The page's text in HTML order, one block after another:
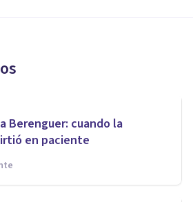
Berenguer: cuando la
en paciente